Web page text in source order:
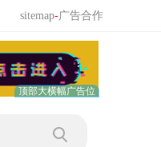
sitemap-广告合作